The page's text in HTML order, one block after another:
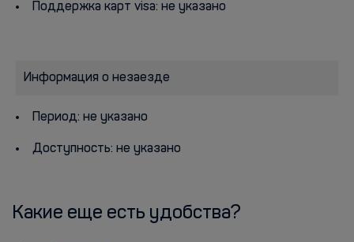
Поддержка карт visa: не указано
Информация о незаезде
Период: не указано
Доступность: не указано
Какие еще есть удобства?